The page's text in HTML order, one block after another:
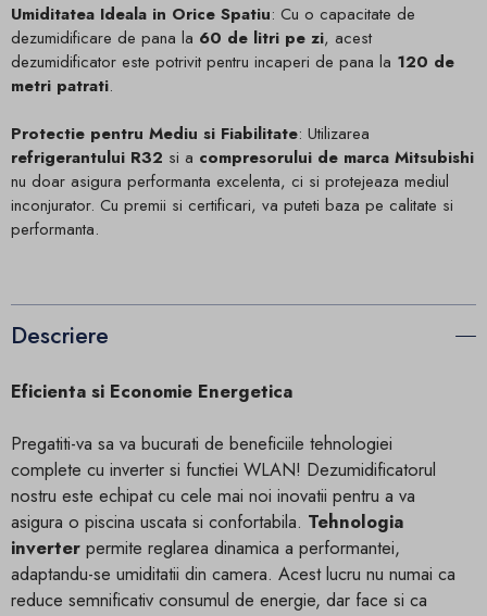
Umiditatea Ideala in Orice Spatiu: Cu o capacitate de
dezumidificare de pana la 60 de litri pe zi, acest
dezumidificator este potrivit pentru incaperi de pana la 120 de
metri patrati.
Protectie pentru Mediu si Fiabilitate: Utilizarea
refrigerantului R32 si a compresorului de marca Mitsubishi
nu doar asigura performanta excelenta, ci si protejeaza mediul
inconjurator. Cu premii si certificari, va puteti baza pe calitate si
performanta.
Descriere
Eficienta si Economie Energetica
Pregatiti-va sa va bucurati de beneficiile tehnologiei
complete cu inverter si functiei WLAN! Dezumidificatorul
nostru este echipat cu cele mai noi inovatii pentru a va
asigura o piscina uscata si confortabila. Tehnologia
inverter permite reglarea dinamica a performantei,
adaptandu-se umiditatii din camera. Acest lucru nu numai ca
reduce semnificativ consumul de energie, dar face si ca